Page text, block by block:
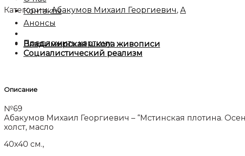
Контакты
Анонсы
Предложить картину
Категории:Абакумов Михаил Георгиевич, А
Владимирская школа живописи
Социалистический реализм
Описание
№69
Абакумов Михаил Георгиевич – “Мстинская плотина.
холст, масло
40х40 см.,